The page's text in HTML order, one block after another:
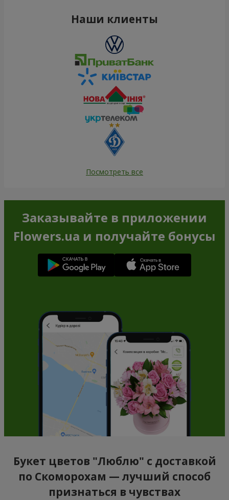
Наши клиенты
Посмотреть все
Заказывайте в приложении
Flowers.ua и получайте бонусы
Букет цветов "Люблю" с доставкой
по Скоморохам — лучший способ
признаться в чувствах